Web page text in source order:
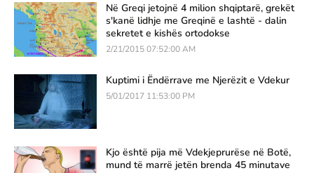
Në Greqi jetojnë 4 milion shqiptarë, grekët
s'kanë lidhje me Greqinë e lashtë - dalin
sekretet e kishës ortodokse
2/21/2015 07:52:00 AM
Kuptimi i Ëndërrave me Njerëzit e Vdekur
5/01/2017 11:53:00 PM
Kjo është pija më Vdekjeprurëse në Botë,
mund të marrë jetën brenda 45 minutave